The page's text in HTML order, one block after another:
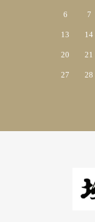
6 7
13 14
20 21
27 28